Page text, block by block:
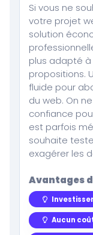
Si vous ne
votre projet
solution
plus adapté
propositions.
fluide pour
du web. On
confiance
est parfois
souhaite
exagérer les
Avantages
Aucun